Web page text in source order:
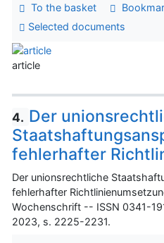
To the basket
Selected documents
article
4. Der
fehlerhafter
Der unionsrechtliche
fehlerhafter
Wochenschrift -- ISSN 0341-
2023, s. 2225-2231.